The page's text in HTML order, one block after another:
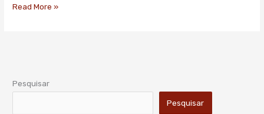
Read More »
Pesquisar
Pesquisar